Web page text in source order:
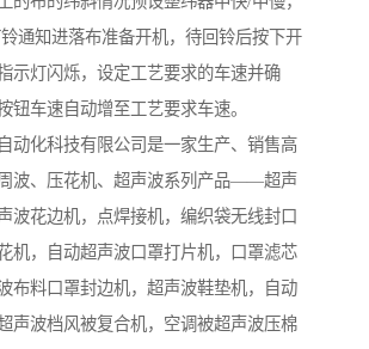
通知进落布准备开机，待回铃后按下开
示灯闪烁，设定工艺要求的车速并确
钮车速自动增至工艺要求车速。
动化科技有限公司是一家生产、销售高
波、压花机、超声波系列产品——超声
波花边机，点焊接机，编织袋无线封口
机，自动超声波口罩打片机，口罩滤芯
布料口罩封边机，超声波鞋垫机，自动
声波档风被复合机，空调被超声波压棉